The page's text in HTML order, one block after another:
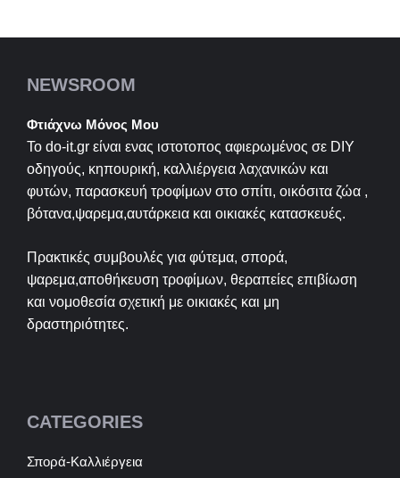
NEWSROOM
Φτιάχνω Μόνος Μου
Το do-it.gr είναι ενας ιστοτοπος αφιερωμένος σε DIY
οδηγούς, κηπουρική, καλλιέργεια λαχανικών και
φυτών, παρασκευή τροφίμων στο σπίτι, οικόσιτα ζώα ,
βότανα,ψαρεμα,αυτάρκεια και οικιακές κατασκευές.
Πρακτικές συμβουλές για φύτεμα, σπορά,
ψαρεμα,αποθήκευση τροφίμων, θεραπείες επιβίωση
και νομοθεσία σχετική με οικιακές και μη
δραστηριότητες.
CATEGORIES
Σπορά-Καλλιέργεια